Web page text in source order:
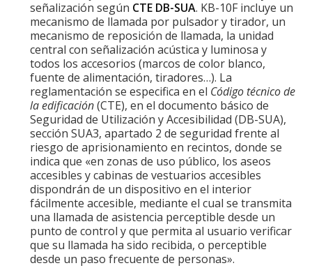
señalización según CTE DB-SUA. KB-10F incluye un
mecanismo de llamada por pulsador y tirador, un
mecanismo de reposición de llamada, la unidad
central con señalización acústica y luminosa y
todos los accesorios (marcos de color blanco,
fuente de alimentación, tiradores…). La
reglamentación se especifica en el Código técnico de
la edificación(CTE), en el documento básico de
Seguridad de Utilización y Accesibilidad (DB-SUA),
sección SUA3, apartado 2 de seguridad frente al
riesgo de aprisionamiento en recintos, donde se
indica que «en zonas de uso público, los aseos
accesibles y cabinas de vestuarios accesibles
dispondrán de un dispositivo en el interior
fácilmente accesible, mediante el cual se transmita
una llamada de asistencia perceptible desde un
punto de control y que permita al usuario verificar
que su llamada ha sido recibida, o perceptible
desde un paso frecuente de personas».